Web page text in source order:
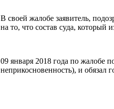
В своей жалобе заявитель,
на то, что состав суда, который
09 января 2018 года по жалобе
неприкосновенность), и обязал